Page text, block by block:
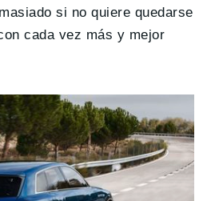
si no quiere quedarse
cada vez más y mejor